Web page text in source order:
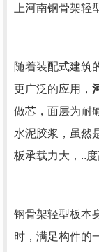
上河南钢骨架轻
随着装配式建筑
更广泛的应用，
做芯，面层为耐
水泥胶浆，虽然
板承载力大，..度
钢骨架轻型板本
时，满足构件的